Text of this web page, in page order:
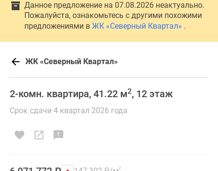
Данное предложение на 07.08.2026 неактуально.
Пожалуйста, ознакомьтесь с другими похожими
предложениями в ЖК «Северный Квартал» .
ЖК «Северный Квартал»
2-комн. квартира, 41.22 м2, 12 этаж
Срок сдачи 4 квартал 2026 года
2